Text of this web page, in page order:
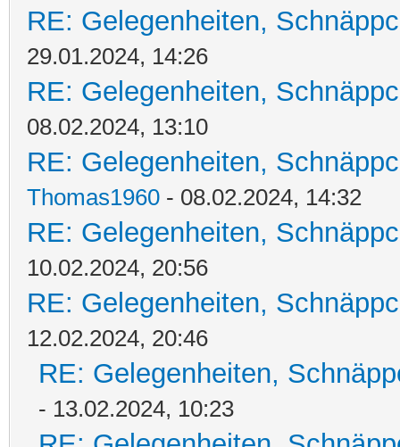
RE: Gelegenheiten,
29.01.2024, 14:26
RE: Gelegenheiten,
08.02.2024, 13:10
RE: Gelegenheiten,
Thomas1960 - 08.02.2024, 14:32
RE: Gelegenheiten,
10.02.2024, 20:56
RE: Gelegenheiten,
12.02.2024, 20:46
RE: Gelegenheiten,
- 13.02.2024, 10:23